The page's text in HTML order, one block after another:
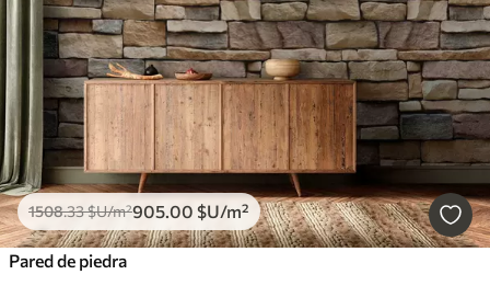
1508.33$U/m²905.00 $U/m²
Pared de piedra